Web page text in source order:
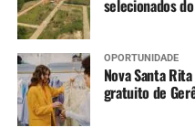
Nível de rios e lagos
Mais informações
Informações sobre os
totais nas estradas do RS e
selecionados
OPORTUNIDADE
Nova Santa
gratuito de